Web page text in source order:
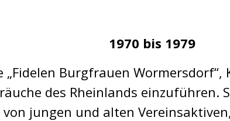
1970 bis 1979
„Fidelen Burgfrauen Wormersdorf“,
des Rheinlands einzuführen.
jungen und alten